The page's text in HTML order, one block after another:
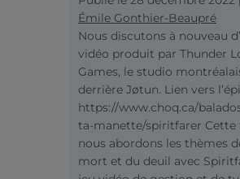
Émile Gonthier-Beaupré
Nous discutons à nouveau
vidéo produit par Thunder
Games, le studio
derrière Jøtun. Lien vers
https://www.choq.ca/
ta-manette/spiritfarer Cette
nous abordons les thèmes
mort et du deuil avec